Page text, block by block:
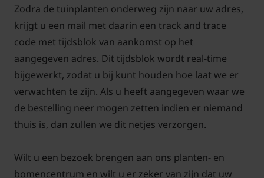
gebeuren. Indien u de boom niet te hoog wilt laten
groeien, topt u de 2 verticale hoofdtakken op de
gewenste hoogte af.
Bomen van tuinplantenwinkel.nl kunt u jaarrond
planten. Dit kan omdat we al onze bomen in pot
zomer is dus altijd mogelijk, met
aangroeigarantie!
Zodra de tuinplanten onderweg zijn naar uw adres,
krijgt u een mail met daarin een track and trace
code met tijdsblok van aankomst op het
aangegeven adres. Dit tijdsblok wordt real-time
bijgewerkt, zodat u bij kunt houden hoe laat we er
verwachten te zijn. Als u heeft aangegeven waar we
de bestelling neer mogen zetten indien er niemand
thuis is, dan zullen we dit netjes verzorgen.
Wilt u een bezoek brengen aan ons planten- en
bomencentrum en wilt u er zeker van zijn dat uw